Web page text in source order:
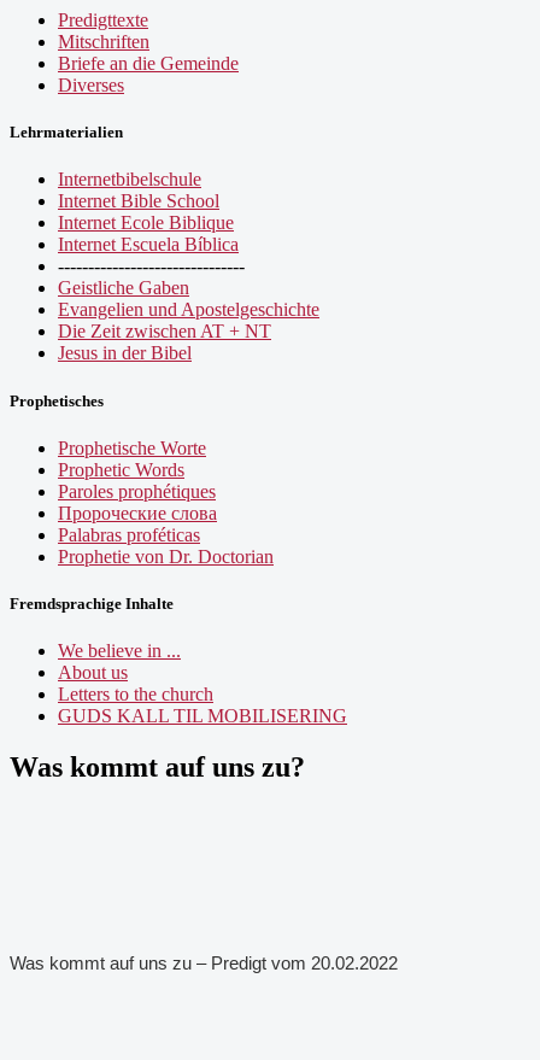
Predigttexte
Mitschriften
Briefe an die Gemeinde
Diverses
Lehrmaterialien
Internetbibelschule
Internet Bible School
Internet Ecole Biblique
Internet Escuela Bíblica
-------------------------------
Geistliche Gaben
Evangelien und Apostelgeschichte
Die Zeit zwischen AT + NT
Jesus in der Bibel
Prophetisches
Prophetische Worte
Prophetic Words
Paroles prophétiques
Пророческие слова
Palabras proféticas
Prophetie von Dr. Doctorian
Fremdsprachige Inhalte
We believe in ...
About us
Letters to the church
GUDS KALL TIL MOBILISERING
Was kommt auf uns zu?
Was kommt auf uns zu – Predigt vom 20.02.2022